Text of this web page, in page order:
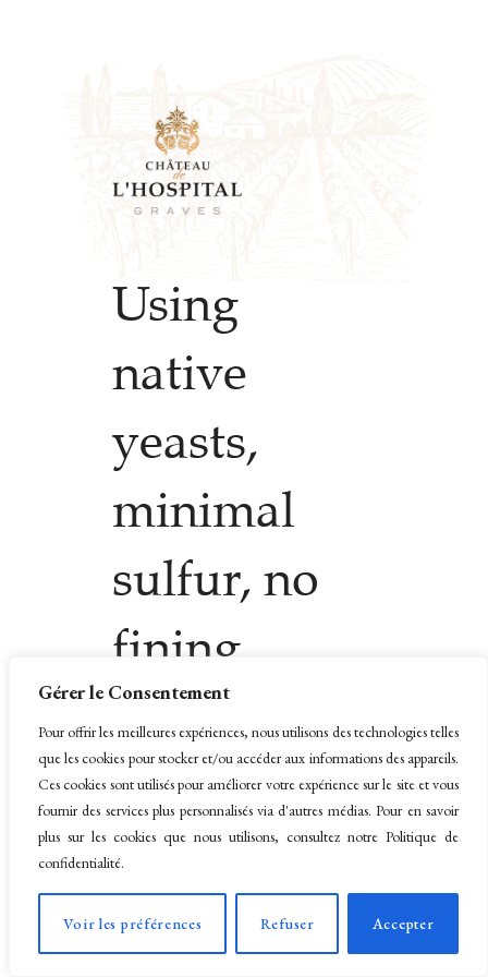
Gérer le Consentement
Pour offrir les meilleures expériences, nous utilisons des technologies telles
que les cookies pour stocker et/ou accéder aux informations des appareils.
Ces cookies sont utilisés pour améliorer votre expérience sur le site et vous
fournir des services plus personnalisés via d'autres médias. Pour en savoir
plus sur les cookies que nous utilisons, consultez notre Politique de
confidentialité.
Voir les préférences Refuser Accepter
Using
native
yeasts,
minimal
sulfur, no
fining